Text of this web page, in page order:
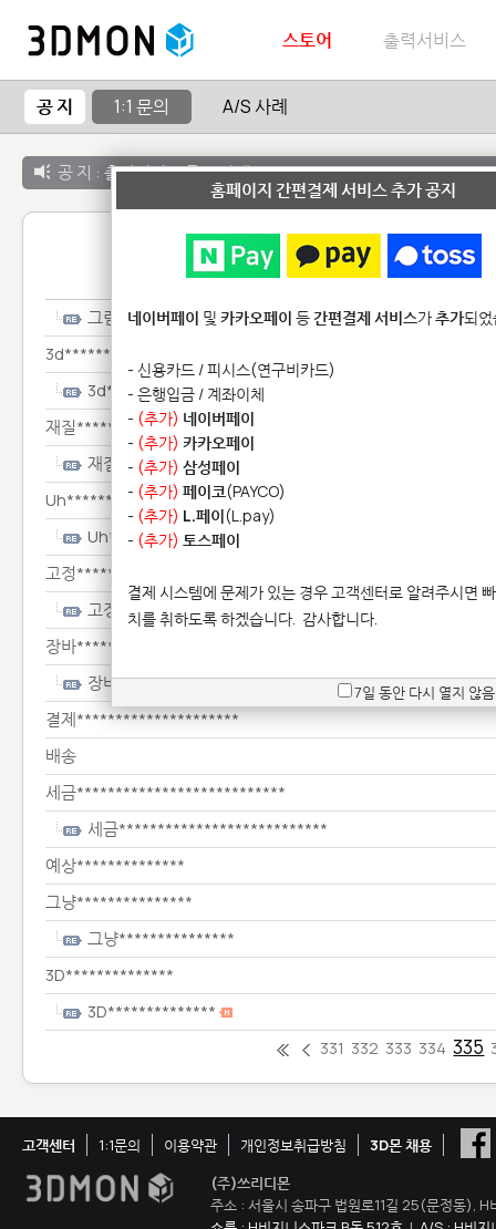
스토어 출력서비스
공 지 1:1 문의 A/S 사례
공 지 : 출력서비스 종료 안내
1:1 문
그럼***********************
3d************
3d************
재질************
재질************
Uh******************************************************
고정******************
고정******************
장바*****
장바*****
결제*********************
배송
세금***************************
세금***************************
예상**************
그냥***************
그냥***************
3D**************
3D**************
331 332 333 334 335
고객센터 1:1문의 이용약관 개인정보취급방침
3D몬 채용
(주)쓰리디몬
주소 : 서울시 송파구 법원로11길 25(문정동),
홈페이지 간편결제 서비스 추가 공지
네이버페이 및 카카오페이 등간편결제 서비스가추가되
- 신용카드 / 피시스(연구비카드)
- 은행입금 / 계좌이체
- (추가) 네이버페이
- (추가) 카카오페이
- (추가) 삼성페이
- (추가) 페이코(PAYCO)
- (추가) L.페이(L.pay)
- (추가) 토스페이
결제 시스템에 문제가 있는 경우 고객센터로 알려주시면
치를 취하도록 하겠습니다. 감사합니다.
7일 동안 다시 열지 않음